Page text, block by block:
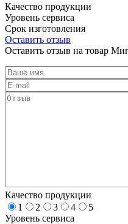
Качество продукции
Уровень сервиса
Срок изготовления
Оставить отзыв
Оставить отзыв на товар
Качество продукции
1
2 3 4
5
Уровень сервиса